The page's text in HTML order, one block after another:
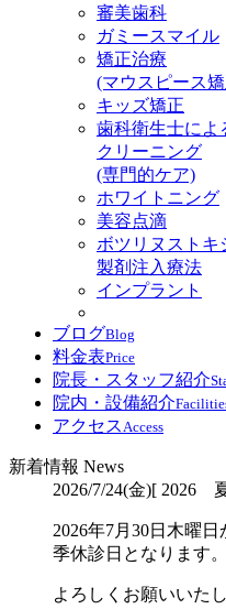
審美歯科
ガミースマイル
矯正治療
(マウスピース
キッズ矯正
歯科衛生士によ
クリーニング
(専門的ケア)
ホワイトニング
美容点滴
ボツリヌストキ
製剤注入療法
インプラント
ブログBlog
料金表Price
院長・スタッフ紹介
院内・設備紹介
アクセス Access
新着情報 News
2026/7/24(金)[ 2026
2026年7月30日木曜
季休診日となります。
よろしくお願いいたし